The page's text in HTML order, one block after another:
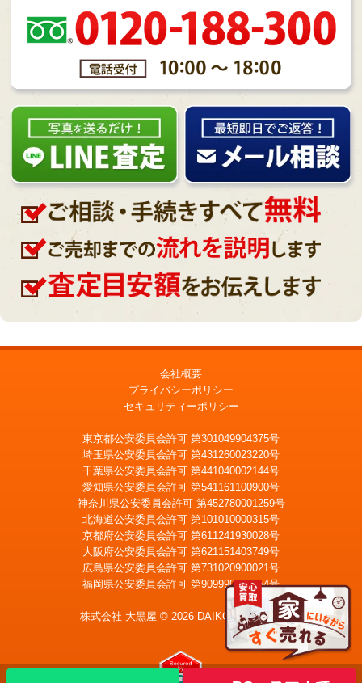
LINE査定 メール査定
宅配買取を申込む
会社概要
プライバシーポリシー
セキュリティーポリシー
東京都公安委員会許可 第301049904375号
埼玉県公安委員会許可 第431260023220号
千葉県公安委員会許可 第441040002144号
愛知県公安委員会許可 第541161100900号
神奈川県公安委員会許可 第452780001259号
北海道公安委員会許可 第101010000315号
京都府公安委員会許可 第611241930028号
大阪府公安委員会許可 第621151403749号
広島県公安委員会許可 第731020900021号
福岡県公安委員会許可 第909990034054号
株式会社 大黒屋 © 2026 DAIKOKUYA, Inc.